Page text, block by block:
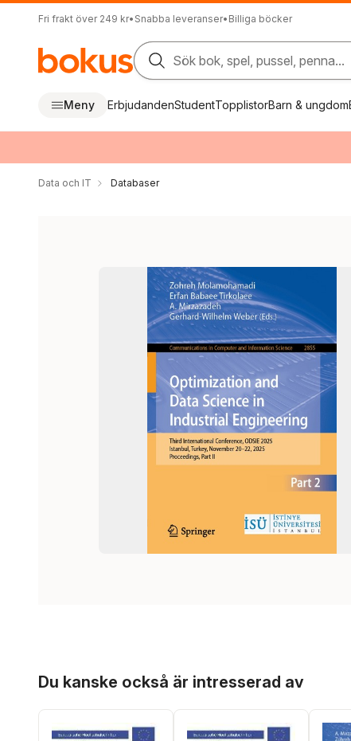
Fri frakt över 249 kr• Snabba leveranser• Billiga böcker
Sök bok, spel, pussel, penna...
Meny ErbjudandenStudentTopplistorBarn & ungdom
Data och IT Databaser
Du kanske också är intresserad av